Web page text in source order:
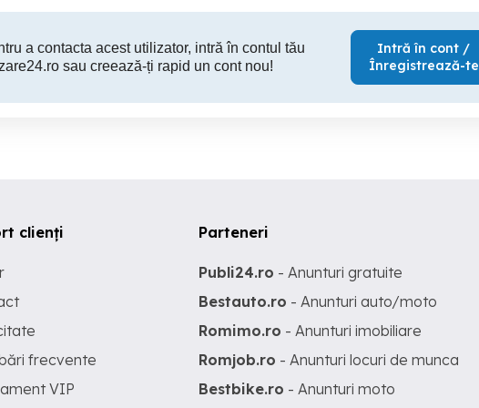
a contacta acest utilizator, intră în contul tău
sau creează-ți rapid un cont nou!
Intră în cont /
Înregistrează-te
clienți
frecvente
VIP
Parteneri
Publi24.ro - Anunturi gratuite
Bestauto.ro - Anunturi auto/moto
Romimo.ro - Anunturi imobiliare
Romjob.ro - Anunturi locuri de munca
Bestbike.ro - Anunturi moto